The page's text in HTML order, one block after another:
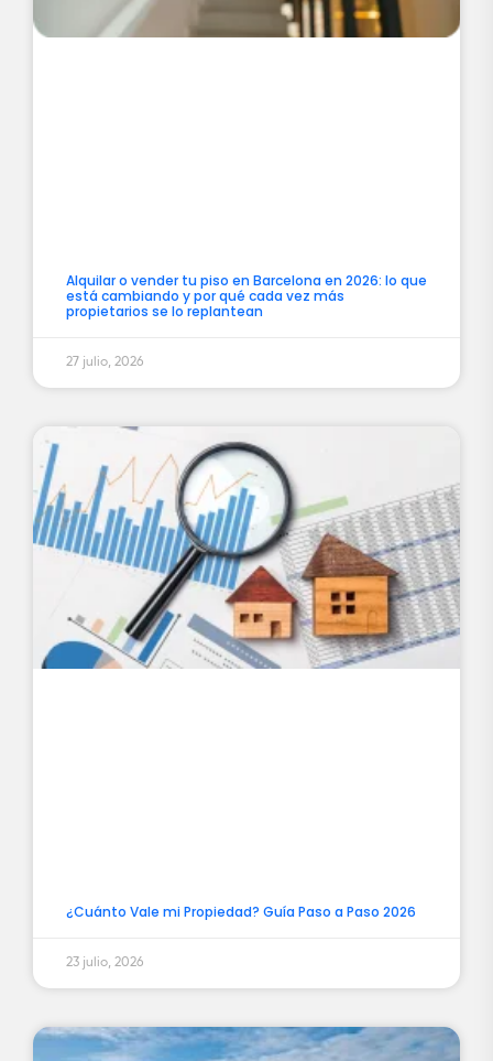
Alquilar o vender tu piso en Barcelona en 2026: lo que
está cambiando y por qué cada vez más
propietarios se lo replantean
27 julio, 2026
¿Cuánto Vale mi Propiedad? Guía Paso a Paso 2026
23 julio, 2026